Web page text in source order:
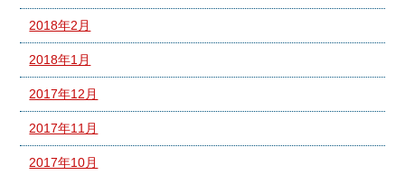
2018年2月
2018年1月
2017年12月
2017年11月
2017年10月